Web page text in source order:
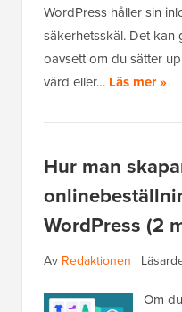
WordPress håller sin
säkerhetsskäl. Det
oavsett om du sätter
värd eller… Läs mer »
Hur man
WordPress (2
Av Redaktionen |
Om